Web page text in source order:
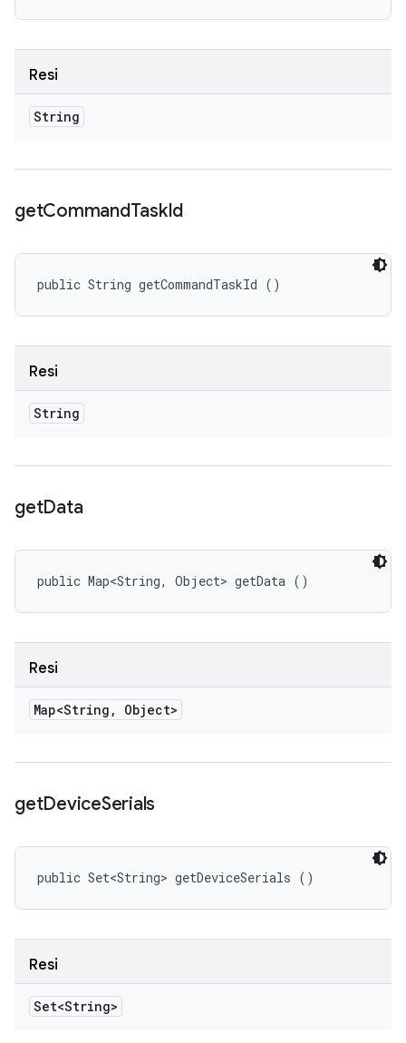
Resi
String
getCommandTaskId
public String getCommandTaskId ()
Resi
String
getData
public Map<String, Object> getData ()
Resi
Map<String , Object>
getDeviceSerials
public Set<String> getDeviceSerials ()
Resi
Set<String>